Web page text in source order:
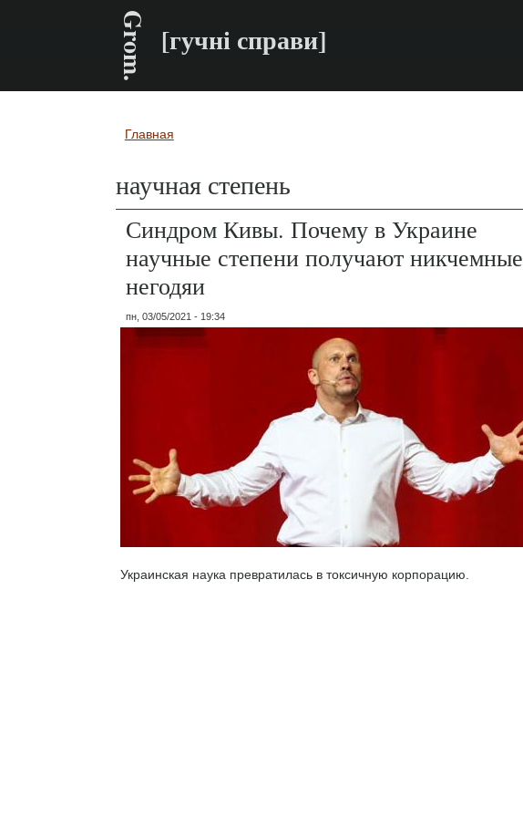
Grom. [гучні справи]
Вы здесь
Главная
научная степень
Синдром Кивы. Почему в Украине
научные степени получают никчемные
негодяи
пн, 03/05/2021 - 19:34
Украинская наука превратилась в токсичную корпорацию.